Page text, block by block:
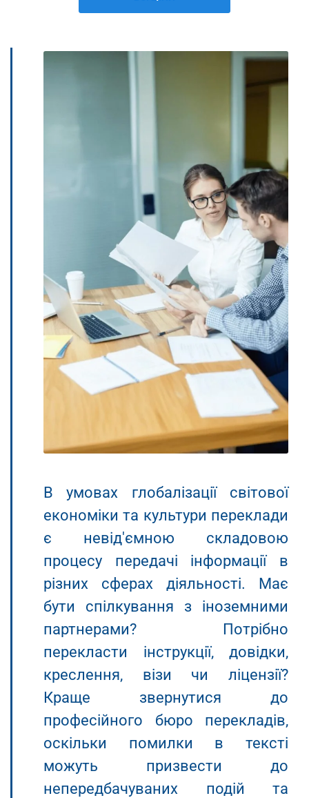
В умовах глобалізації світової
економіки та культури переклади
є невід'ємною складовою
процесу передачі інформації в
різних сферах діяльності. Має
бути спілкування з іноземними
партнерами? Потрібно
перекласти інструкції, довідки,
креслення, візи чи ліцензії?
Краще звернутися до
професійного бюро перекладів,
оскільки помилки в тексті
можуть призвести до
непередбачуваних подій та